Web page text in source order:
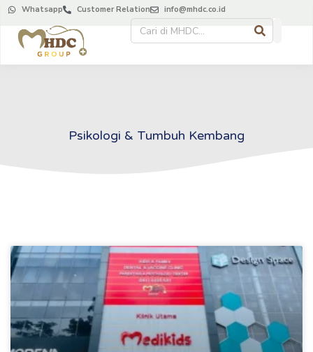
Whatsapp Customer Relation info@mhdc.co.id
Psikologi & Tumbuh Kembang